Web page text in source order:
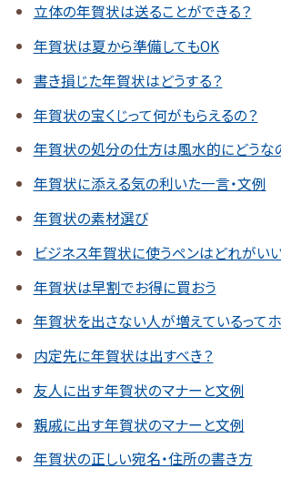
立体の年賀状は送ることができる？
年賀状は夏から準備してもOK
書き損じた年賀状はどうする？
年賀状の宝くじって何がもらえるの？
年賀状の処分の仕方は風水的にどうな
年賀状に添える気の利いた一言・文例
年賀状の素材選び
ビジネス年賀状に使うペンはどれがい
年賀状は早割でお得に買おう
年賀状を出さない人が増えているってホ
内定先に年賀状は出すべき？
友人に出す年賀状のマナーと文例
親戚に出す年賀状のマナーと文例
年賀状の正しい宛名・住所の書き方